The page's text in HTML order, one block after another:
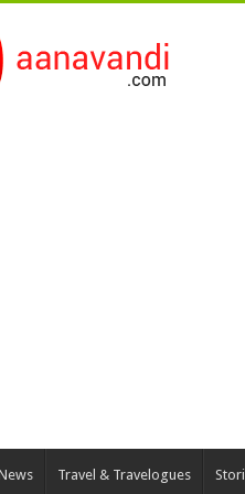
Travel & Travelogues